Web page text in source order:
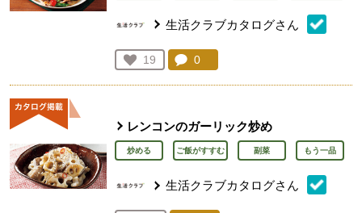
生活クラブカタログさん
お気に入り登録：
19
人が登録
コメント：
0
レンコンのガーリック炒め
炒める ご飯がすすむ 副菜 もう一品
生活クラブカタログさん